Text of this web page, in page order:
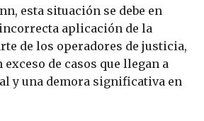
esta situación se debe en
aplicación de la
de los operadores de justicia,
de casos que llegan a
y una demora significativa en